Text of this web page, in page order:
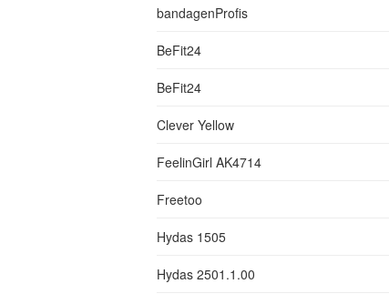
bandagenProfis
BeFit24
BeFit24
Clever Yellow
FeelinGirl AK4714
Freetoo
Hydas 1505
Hydas 2501.1.00